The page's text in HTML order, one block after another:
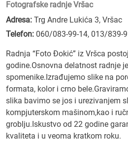
Fotografske radnje Vršac
Adresa: Trg Andre Lukića 3, Vršac
Telefon: 060/083-99-14, 013/839-
Radnja “Foto Đokić” iz Vršca
godine.Osnovna delatnost radnje
spomenike.Izrađujemo slike na
formata, kolor i crno
slika bavimo se jos i urezivanjem
kompjuterskom mašinom,kao i
groblju.Iskustvo od 22 godine
kvaliteta i u veoma kratkom roku.